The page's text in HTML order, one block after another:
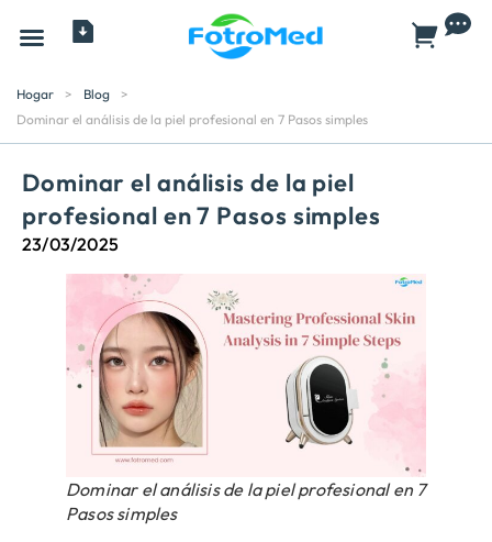
Hogar > Blog
>
Dominar el análisis de la piel profesional en 7 Pasos simples
Dominar el análisis de la piel
profesional en 7 Pasos simples
23/03/2025
Dominar el análisis de la piel profesional en 7
Pasos simples